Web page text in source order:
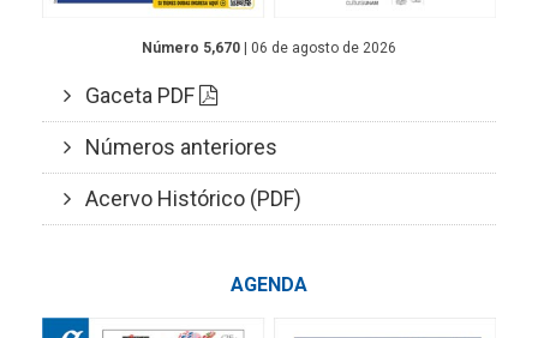
Número 5,670 | 06 de agosto de 2026
Gaceta PDF
Números anteriores
Acervo Histórico (PDF)
AGENDA